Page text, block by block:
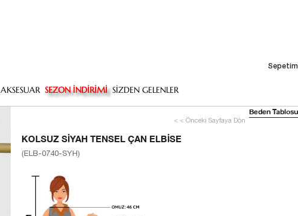
Sepetim
AKSESUAR SEZON İNDİRİMİ SİZDEN GELENLER
< < Önceki Sayfaya Dön
KOLSUZ SIYAH TENSEL ÇAN ELBISE
(ELB-0740-SYH)
Beden Tablosu